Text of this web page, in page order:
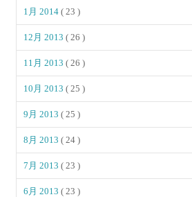
1月 2014( 23 )
12月 2013( 26 )
11月 2013( 26 )
10月 2013( 25 )
9月 2013( 25 )
8月 2013( 24 )
7月 2013( 23 )
6月 2013( 23 )